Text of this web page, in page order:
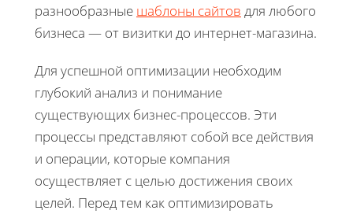
разнообразные шаблоны сайтов для любого
бизнеса — от визитки до интернет-магазина.
Для успешной оптимизации необходим
глубокий анализ и понимание
существующих бизнес-процессов. Эти
процессы представляют собой все действия
и операции, которые компания
осуществляет с целью достижения своих
целей. Перед тем как оптимизировать